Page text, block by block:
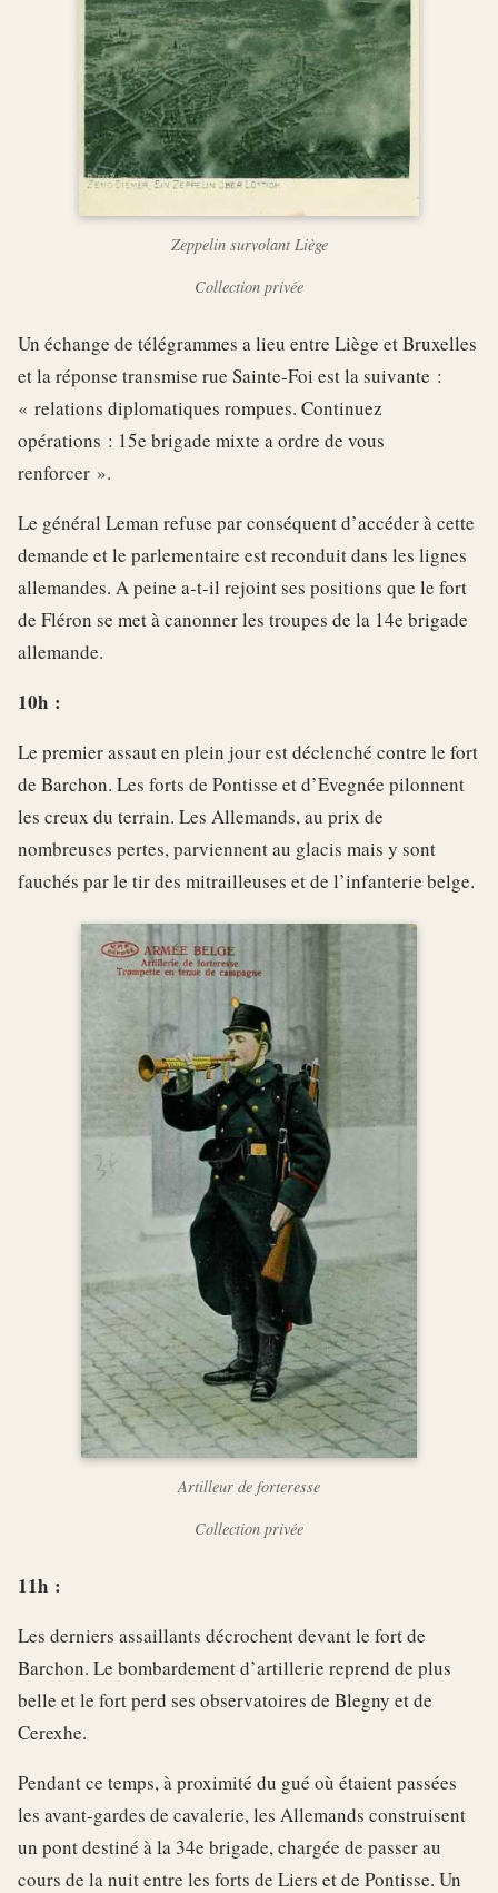
Zeppelin survolant Liège
Collection privée
Un échange de télégrammes a lieu entre Liège et Bruxelles
et la réponse transmise rue Sainte-Foi est la suivante :
« relations diplomatiques rompues. Continuez
opérations : 15e brigade mixte a ordre de vous
renforcer ».
Le général Leman refuse par conséquent d’accéder à cette
demande et le parlementaire est reconduit dans les lignes
allemandes. A peine a-t-il rejoint ses positions que le fort
de Fléron se met à canonner les troupes de la 14e brigade
allemande.
10h :
Le premier assaut en plein jour est déclenché contre le fort
de Barchon. Les forts de Pontisse et d’Evegnée pilonnent
les creux du terrain. Les Allemands, au prix de
nombreuses pertes, parviennent au glacis mais y sont
fauchés par le tir des mitrailleuses et de l’infanterie belge.
Artilleur de forteresse
Collection privée
11h :
Les derniers assaillants décrochent devant le fort de
Barchon. Le bombardement d’artillerie reprend de plus
belle et le fort perd ses observatoires de Blegny et de
Cerexhe.
Pendant ce temps, à proximité du gué où étaient passées
les avant-gardes de cavalerie, les Allemands construisent
un pont destiné à la 34e brigade, chargée de passer au
cours de la nuit entre les forts de Liers et de Pontisse. Un